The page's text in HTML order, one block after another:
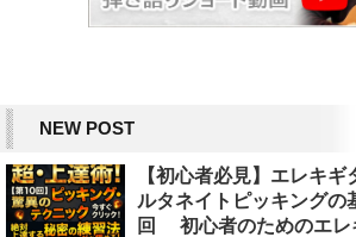
NEW POST
【初心者必見】エレキ
ルタネイトピッキングの
回 初心者のためのエレ